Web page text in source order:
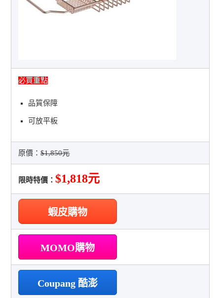
必買重點
品質保障
可放平板
原價：$1,850元
限時特價：$1,818元
蝦皮購物
MOMO購物
Coupang 酷澎